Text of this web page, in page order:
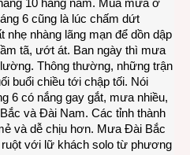
6 cũng là lúc chấm dứt
nhẹ nhàng lãng mạn để dồn dập
tã, ướt át. Ban ngày thì mưa
Thông thường, những trận
buổi chiều tới chập tối. Nói
6 có nắng gay gắt, mưa nhiều,
và Đài Nam. Các tỉnh thành
và dễ chịu hơn. Mưa Đài Bắc
với lữ khách solo từ phương